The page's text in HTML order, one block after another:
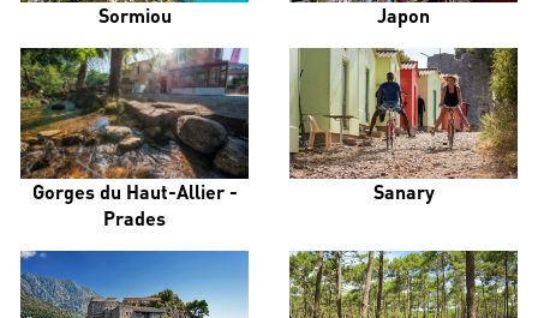
Sormiou Japon
Gorges du Haut-Allier -
Prades
Sanary